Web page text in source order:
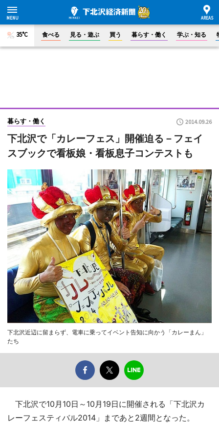
35°C 食べる 見る・遊ぶ 買う 暮らす・働く 学ぶ・知る
暮らす・働く 2014.09.26
下北沢で「カレーフェス」開催迫る－フェイ
スブックで看板娘・看板息子コンテストも
下北沢近辺に留まらず、電車に乗ってイベント告知に向かう「カレーまん」
たち
下北沢で10月10日～10月19日に開催される「下北沢カ
レーフェスティバル2014」まであと2週間となった。